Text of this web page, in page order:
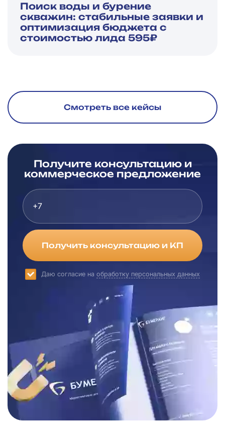
Поиск воды и бурение
скважин: стабильные заявки и
оптимизация бюджета с
стоимостью лида 595₽
Смотреть все кейсы
Получите консультацию и
коммерческое предложение
Получить консультацию и КП
Даю согласие на обработку персональных данных